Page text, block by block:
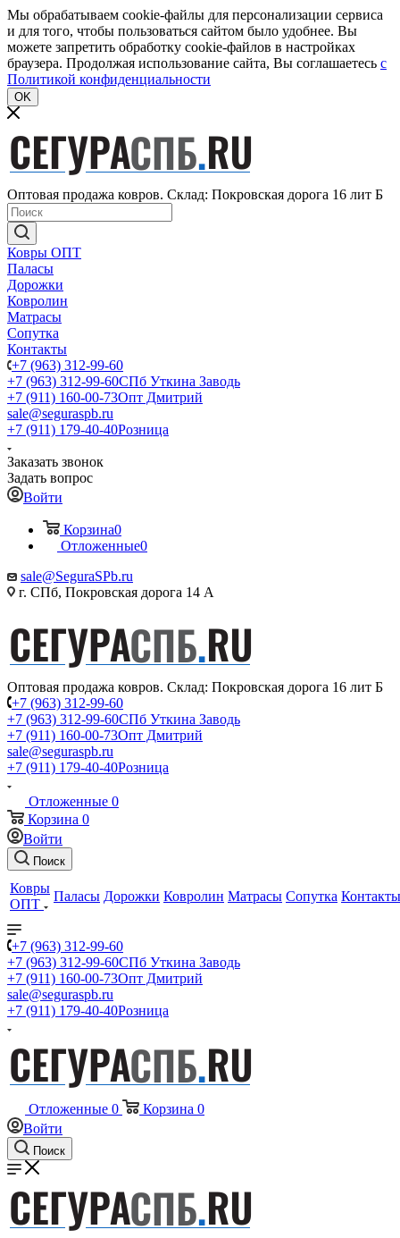
Мы обрабатываем cookie-файлы для персонализации сервиса
и для того, чтобы пользоваться сайтом было удобнее. Вы
можете запретить обработку cookie-файлов в настройках
браузера. Продолжая использование сайта, Вы соглашаетесь c
Политикой конфиденциальности
OK
Оптовая продажа ковров. Склад: Покровская дорога 16 лит Б
Ковры ОПТ
Паласы
Дорожки
Ковролин
Матрасы
Сопутка
Контакты
+7 (963) 312-99-60
+7 (963) 312-99-60СПб Уткина Заводь
+7 (911) 160-00-73Опт Дмитрий
sale@seguraspb.ru
+7 (911) 179-40-40Розница
Заказать звонок
Задать вопрос
Войти
Корзина0
Отложенные0
sale@SeguraSPb.ru
г. СПб, Покровская дорога 14 А
Оптовая продажа ковров. Склад: Покровская дорога 16 лит Б
+7 (963) 312-99-60
+7 (963) 312-99-60СПб Уткина Заводь
+7 (911) 160-00-73Опт Дмитрий
sale@seguraspb.ru
+7 (911) 179-40-40Розница
Отложенные 0
Корзина 0
Войти
Поиск
Ковры
ОПТ
Паласы Дорожки Ковролин Матрасы Сопутка Контакты
+7 (963) 312-99-60
+7 (963) 312-99-60СПб Уткина Заводь
+7 (911) 160-00-73Опт Дмитрий
sale@seguraspb.ru
+7 (911) 179-40-40Розница
Отложенные 0 Корзина 0
Войти
Поиск